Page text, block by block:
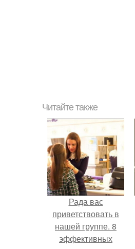
Читайте также
Рада вас
приветствовать в
нашей группе. 8
эффективных